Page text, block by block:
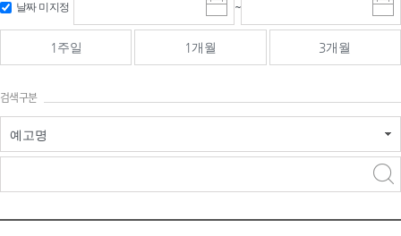
날짜 미지정
시
작
일
선
~
종
료
선
1주일 1개월 3개월
검색구분
예고명